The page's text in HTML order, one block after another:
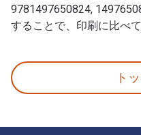
9781497650824,
することで、印刷に比べ
ト